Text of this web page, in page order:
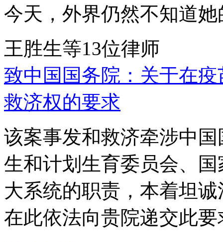
今天，外界仍然不知道
王胜生等13位律师
致中国国务院：关于在
救济权的要求
该案事发和救济牵涉中
生和计划生育委员会、
大系统的职责，本着坦
在此依法向贵院递交此要